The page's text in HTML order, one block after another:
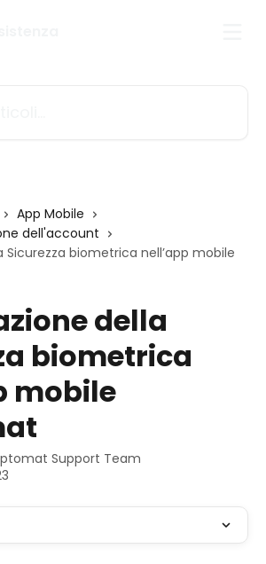
App Mobile
dell'account
biometrica nell’app mobile
della
biometrica
mobile
Support Team